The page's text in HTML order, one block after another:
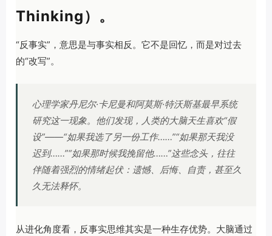
Thinking）。
“反事实”，意思是与事实相反。它不是回忆，而是对过去
的“改写”。
心理学家丹尼尔·卡尼曼和阿莫斯·特沃斯基最早系统
研究这一现象。他们发现，人类的大脑天生喜欢“假
设”——“如果我选了另一份工作……”“如果那天我没
迟到……”“如果那时候我挽留他……”这些念头，往往
伴随着强烈的情绪起伏：遗憾、后悔、自责，甚至久
久无法释怀。
从进化角度看，反事实思维其实是一种生存优势。大脑通过